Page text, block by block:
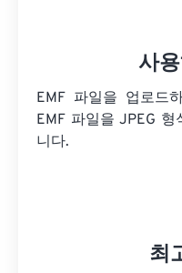
사
EMF 파일을 업로드
EMF 파일을 JPEG 형
니다.
최